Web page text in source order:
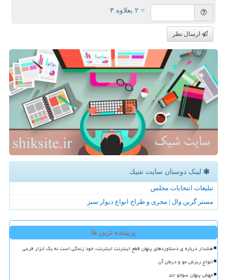
= ۲ بعلاوه ۳
ارسال نظر
لینک دوستان سایت شیك
تبلیغات انتخابات مجلس
مستر گرین وال | مجری و طراح انواع دیوار سبز
پربیننده ترین ها
هشدار درباره ی دستاوردهای پنهان قطع اینترنت اینترنت، خود زندگی است نه یک ابزار فرعی
انواع ریزش مو و درمان آن
جهش پنهان سوخو ۵۷